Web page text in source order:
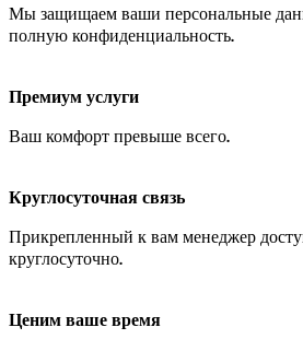
Мы защищаем ваши персональные
полную конфиденциальность.
Премиум услуги
Ваш комфорт превыше всего.
Круглосуточная связь
Прикрепленный к вам менеджер
круглосуточно.
Ценим ваше время